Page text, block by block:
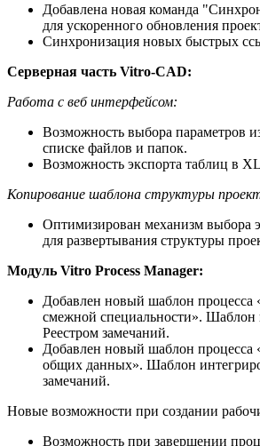
Добавлена новая команда
для ускоренного обновления
Синхронизация новых быстрых
Серверная часть Vitro-CAD:
Работа с веб интерфейсом:
Возможность выбора параметров
списке файлов и папок.
Возможность экспорта таблиц в
Копирование шаблона структуры
Оптимизирован механизм выбора
для развертывания структуры
Модуль Vitro Process Manager:
Добавлен новый шаблон процесса
смежной специальности». Шаблон
Реестром замечаний.
Добавлен новый шаблон процесса
общих данных». Шаблон
замечаний.
Новые возможности при создании
Возможность при завершении